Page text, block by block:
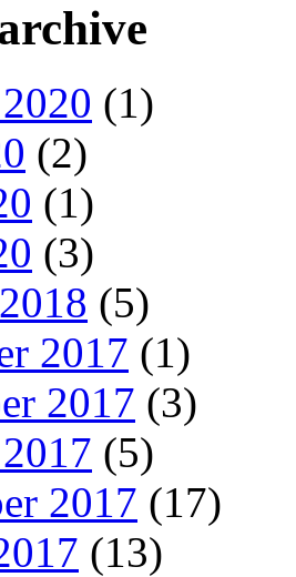
(1)
(2)
(1)
(3)
(5)
2017 (1)
2017 (3)
(5)
2017 (17)
(13)